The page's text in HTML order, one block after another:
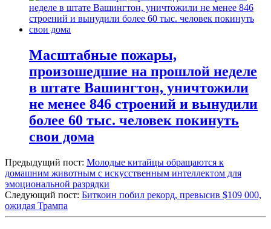
Масштабные пожары,
произошедшие на прошлой неделе
в штате Вашингтон, уничтожили
не менее 846 строений и вынудили
более 60 тыс. человек покинуть
свои дома
Предыдущий пост: Молодые китайцы обращаются к
домашним животным с искусственным интеллектом для
эмоциональной разрядки
Следующий пост: Биткоин побил рекорд, превысив $109 000,
ожидая Трампа